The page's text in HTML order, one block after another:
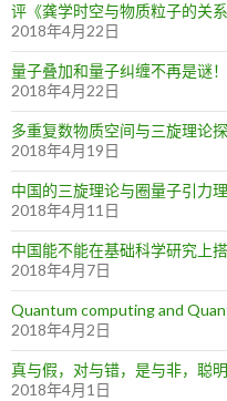
评《龚学时空与物质粒子的关系
2018年4月22日
量子叠加和量子纠缠不再是谜！
2018年4月22日
多重复数物质空间与三旋理论
2018年4月19日
中国的三旋理论与圈量子引力
2018年4月11日
中国能不能在基础科学研究上搭
2018年4月7日
Quantum computing and
2018年4月2日
真与假，对与错，是与非，聪
2018年4月1日